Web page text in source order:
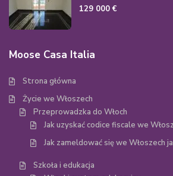
129 000 €
Moose Casa Italia
Strona główna
Życie we Włoszech
Przeprowadzka do Włoch
Jak uzyskać codice fiscale we
Jak zameldować się we Włoszech
Szkoła i edukacja